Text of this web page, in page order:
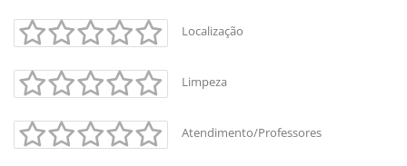
Localização
Limpeza
Atendimento/Professores